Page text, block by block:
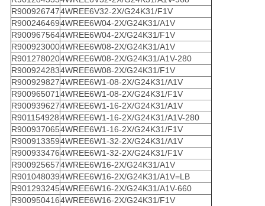
R9009267474WREE6V32-2X/G24K31/F1V
R9002464694WREE6W04-2X/G24K31/A1V
R9009675644WREE6W04-2X/G24K31/F1V
R9009230004WREE6W08-2X/G24K31/A1V
R9012780204WREE6W08-2X/G24K31/A1V-280
R9009242834WREE6W08-2X/G24K31/F1V
R9009298274WREE6W1-08-2X/G24K31/A1V
R9009650714WREE6W1-08-2X/G24K31/F1V
R9009396274WREE6W1-16-2X/G24K31/A1V
R9011549284WREE6W1-16-2X/G24K31/A1V-280
R9009370654WREE6W1-16-2X/G24K31/F1V
R9009133594WREE6W1-32-2X/G24K31/A1V
R9009334764WREE6W1-32-2X/G24K31/F1V
R9009256574WREE6W16-2X/G24K31/A1V
R9010480394WREE6W16-2X/G24K31/A1V=LB
R9012932454WREE6W16-2X/G24K31/A1V-660
R9009504164WREE6W16-2X/G24K31/F1V